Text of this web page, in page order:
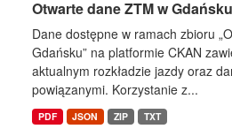
Otwarte dane ZTM w Gdańsku
Dane dostępne w ramach zbioru
Gdańsku” na platformie CKAN
aktualnym rozkładzie jazdy oraz
powiązanymi. Korzystanie z...
PDF JSON ZIP TXT